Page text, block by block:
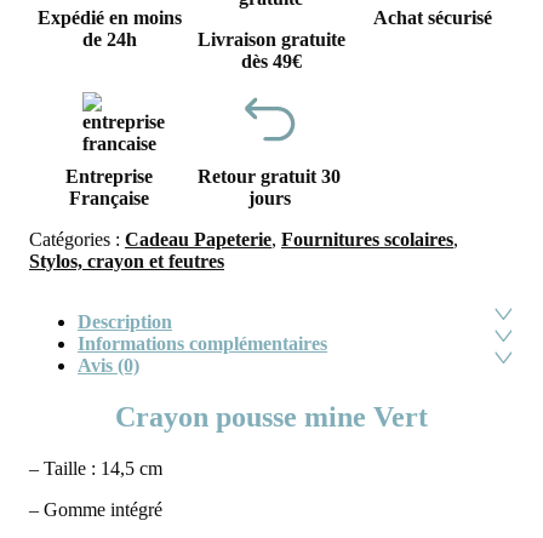
Expédié en moins
de 24h
Livraison gratuite
dès 49€
Achat sécurisé
Entreprise
Française
Retour gratuit 30
jours
Catégories : Cadeau Papeterie, Fournitures scolaires,
Stylos, crayon et feutres
Description
Informations complémentaires
Avis (0)
Crayon pousse mine Vert
– Taille : 14,5 cm
– Gomme intégré